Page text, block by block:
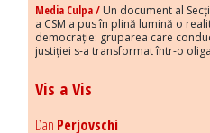
Media Culpa / Un document al
a CSM a pus în plină lumină o
democrație: gruparea care
justiției s-a transformat într-o
Vis a Vis
Dan Perjovschi